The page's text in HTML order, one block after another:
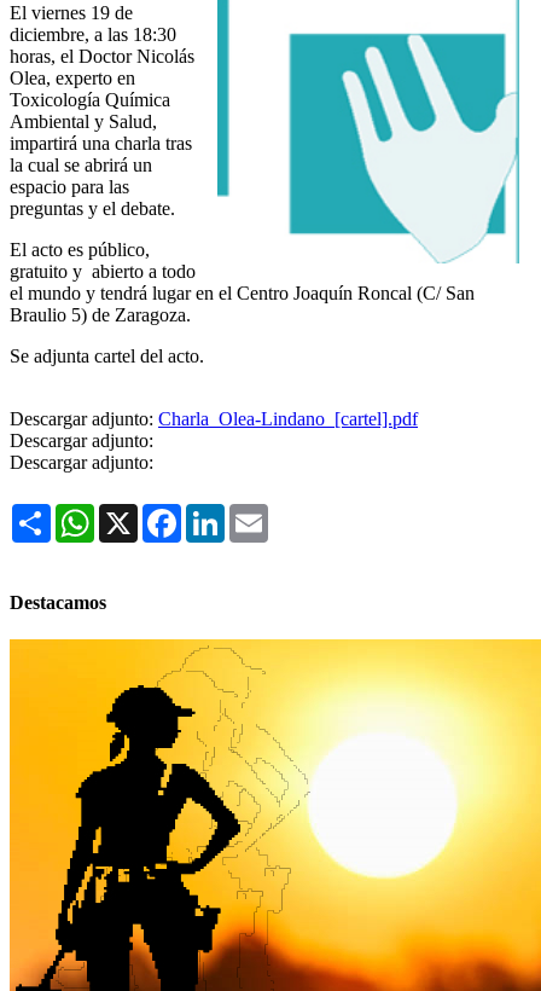
El viernes 19 de
diciembre, a las 18:30
horas, el Doctor Nicolás
Olea, experto en
Toxicología Química
Ambiental y Salud,
impartirá una charla tras
la cual se abrirá un
espacio para las
preguntas y el debate.
El acto es público,
gratuito y abierto a todo
el mundo y tendrá lugar en el Centro Joaquín Roncal (C/ San
Braulio 5) de Zaragoza.
Se adjunta cartel del acto.
Descargar adjunto: Charla_Olea-Lindano_[cartel].pdf
Descargar adjunto:
Descargar adjunto:
Share WhatsApp
X FacebookLinkedIn
Destacamos